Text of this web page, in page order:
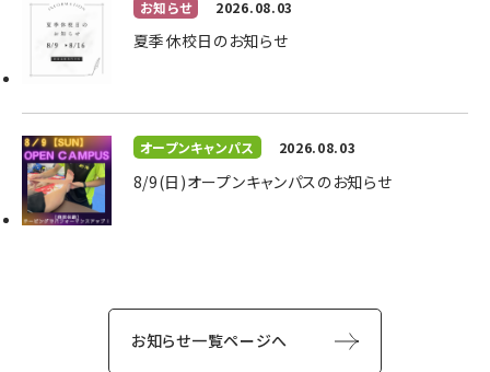
お知らせ 2026.08.03
夏季休校日のお知らせ
オープンキャンパス 2026.08.03
8/9(日)オープンキャンパスのお知らせ
お知らせ一覧ページへ